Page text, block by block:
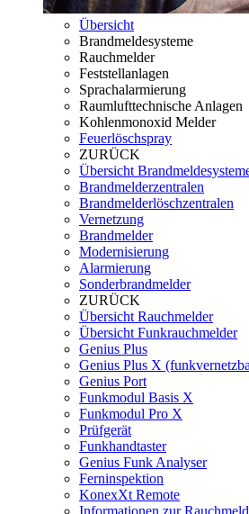
Übersicht
Brandmeldesysteme
Rauchmelder
Feststellanlagen
Sprachalarmierung
Raumlufttechnische Anlagen
Kohlenmonoxid Melder
Feuerlöschspray
ZURÜCK
Übersicht
Brandmelderzentralen
Brandmelderlöschzentralen
Vernetzung
Brandmelder
Modernisierung
Alarmierung
Sonderbrandmelder
ZURÜCK
Übersicht Rauchmelder
Übersicht Funkrauchmelder
Genius Plus
Genius Plus X
Genius Port
Funkmodul Basis X
Funkmodul Pro X
Prüfgerät
Funkhandtaster
Genius Funk Analyser
Ferninspektion
KonexXt Remote
Informationen zur